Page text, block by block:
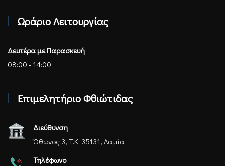
Ωράριο Λειτουργίας
Δευτέρα με Παρασκευή
08:00 - 14:00
Επιμελητήριο Φθιώτιδας
Διεύθυνση
Όθωνος 3, Τ.Κ. 35131, Λαμία
Τηλέφωνο